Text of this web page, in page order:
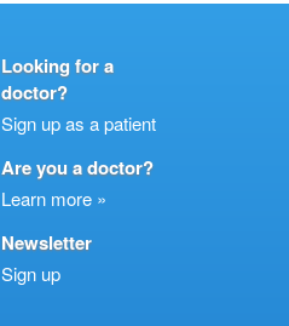
Looking for a
doctor?
Sign up as a patient
Are you a doctor?
Learn more »
Newsletter
Sign up